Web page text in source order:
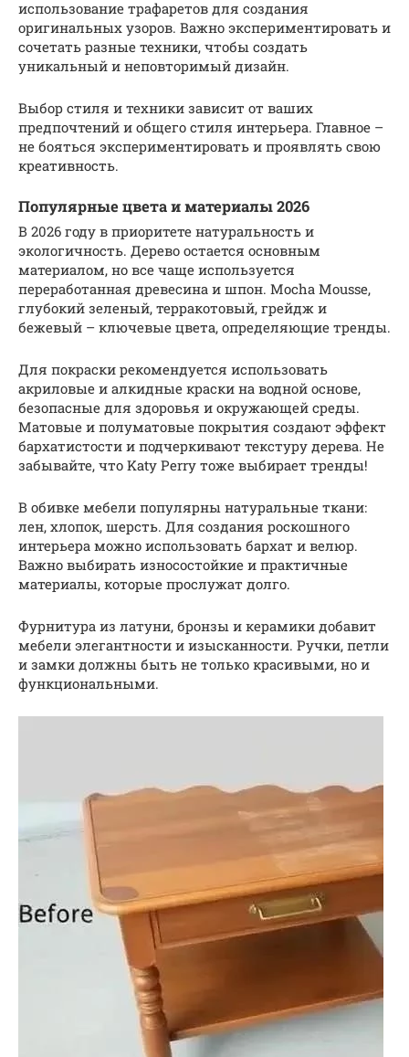
использование трафаретов для создания
оригинальных узоров. Важно экспериментировать и
сочетать разные техники, чтобы создать
уникальный и неповторимый дизайн.
Выбор стиля и техники зависит от ваших
предпочтений и общего стиля интерьера. Главное –
не бояться экспериментировать и проявлять свою
креативность.
Популярные цвета и материалы 2026
В 2026 году в приоритете натуральность и
экологичность. Дерево остается основным
материалом, но все чаще используется
переработанная древесина и шпон. Mocha Mousse,
глубокий зеленый, терракотовый, грейдж и
бежевый – ключевые цвета, определяющие тренды.
Для покраски рекомендуется использовать
акриловые и алкидные краски на водной основе,
безопасные для здоровья и окружающей среды.
Матовые и полуматовые покрытия создают эффект
бархатистости и подчеркивают текстуру дерева. Не
забывайте, что Katy Perry тоже выбирает тренды!
В обивке мебели популярны натуральные ткани:
лен, хлопок, шерсть. Для создания роскошного
интерьера можно использовать бархат и велюр.
Важно выбирать износостойкие и практичные
материалы, которые прослужат долго.
Фурнитура из латуни, бронзы и керамики добавит
мебели элегантности и изысканности. Ручки, петли
и замки должны быть не только красивыми, но и
функциональными.